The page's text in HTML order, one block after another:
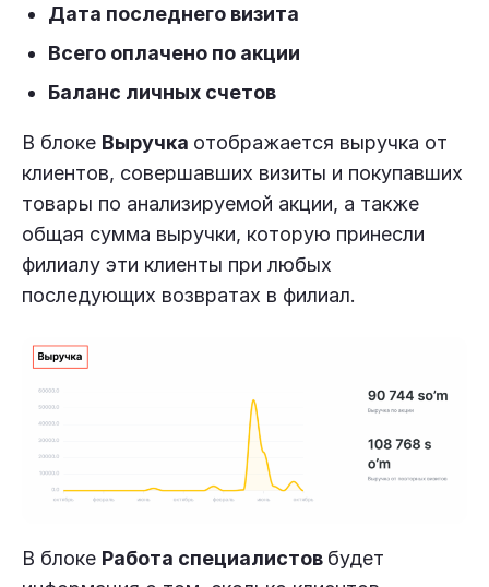
Дата последнего визита
Всего оплачено по акции
Баланс личных счетов
В блоке Выручка отображается выручка от
клиентов, совершавших визиты и покупавших
товары по анализируемой акции, а также
общая сумма выручки, которую принесли
филиалу эти клиенты при любых
последующих возвратах в филиал.
В блоке Работа специалистов будет